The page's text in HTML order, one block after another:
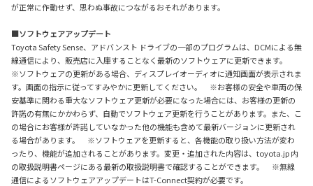
が正常に作動せず、思わぬ事故につながるおそれがあります。
■ソフトウェアアップデート
Toyota Safety Sense、アドバンスト ドライブの一部のプログラムは、DCMによる無
線通信により、販売店に入庫することなく最新のソフトウェアに更新できます。
※ソフトウェアの更新がある場合、ディスプレイオーディオに通知画面が表示されま
す。画面の指示に従ってすみやかに更新してください。 ※お客様の安全や車両の保
安基準に関わる重大なソフトウェア更新が必要になった場合には、お客様の更新の
許諾の有無にかかわらず、自動でソフトウェア更新を行うことがあります。また、こ
の場合にお客様が許諾していなかった他の機能も含めて最新バージョンに更新され
る場合があります。 ※ソフトウェアを更新すると、各機能の取り扱い方法が変わ
ったり、機能が追加されることがあります。変更・追加された内容は、toyota.jp 内
の取扱説明書ページにある最新の取扱説明書で確認することができます。 ※無線
通信によるソフトウェアアップデートはT-Connect契約が必要です。